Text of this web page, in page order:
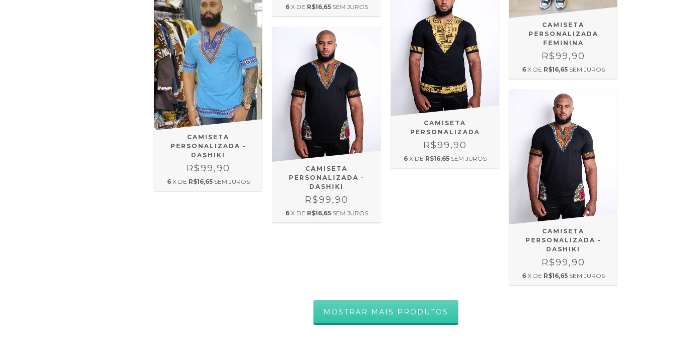
6 X DE R$16,65 SEM JUROS
CAMISETA
PERSONALIZADA
FEMININA
R$99,90
6 X DE R$16,65 SEM JUROS
CAMISETA
PERSONALIZADA -
DASHIKI
R$99,90
6 X DE R$16,65 SEM JUROS
CAMISETA
PERSONALIZADA -
DASHIKI
R$99,90
6 X DE R$16,65 SEM JUROS
CAMISETA
PERSONALIZADA
R$99,90
6 X DE R$16,65 SEM JUROS
CAMISETA
PERSONALIZADA -
DASHIKI
R$99,90
6 X DE R$16,65 SEM JUROS
MOSTRAR MAIS PRODUTOS